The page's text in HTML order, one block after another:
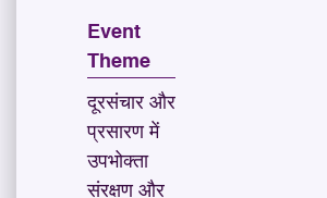
Event
Theme
दूरसंचार और
प्रसारण में
उपभोक्ता
संरक्षण और